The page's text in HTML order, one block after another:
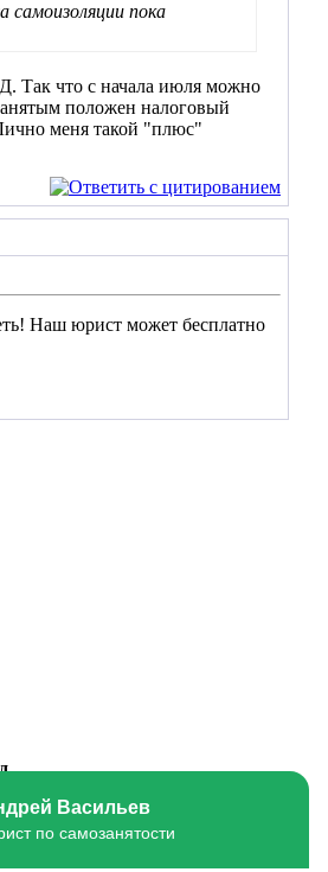
самоизоляции пока
Так что с начала июля можно
положен налоговый
меня такой "плюс"
Наш юрист может бесплатно